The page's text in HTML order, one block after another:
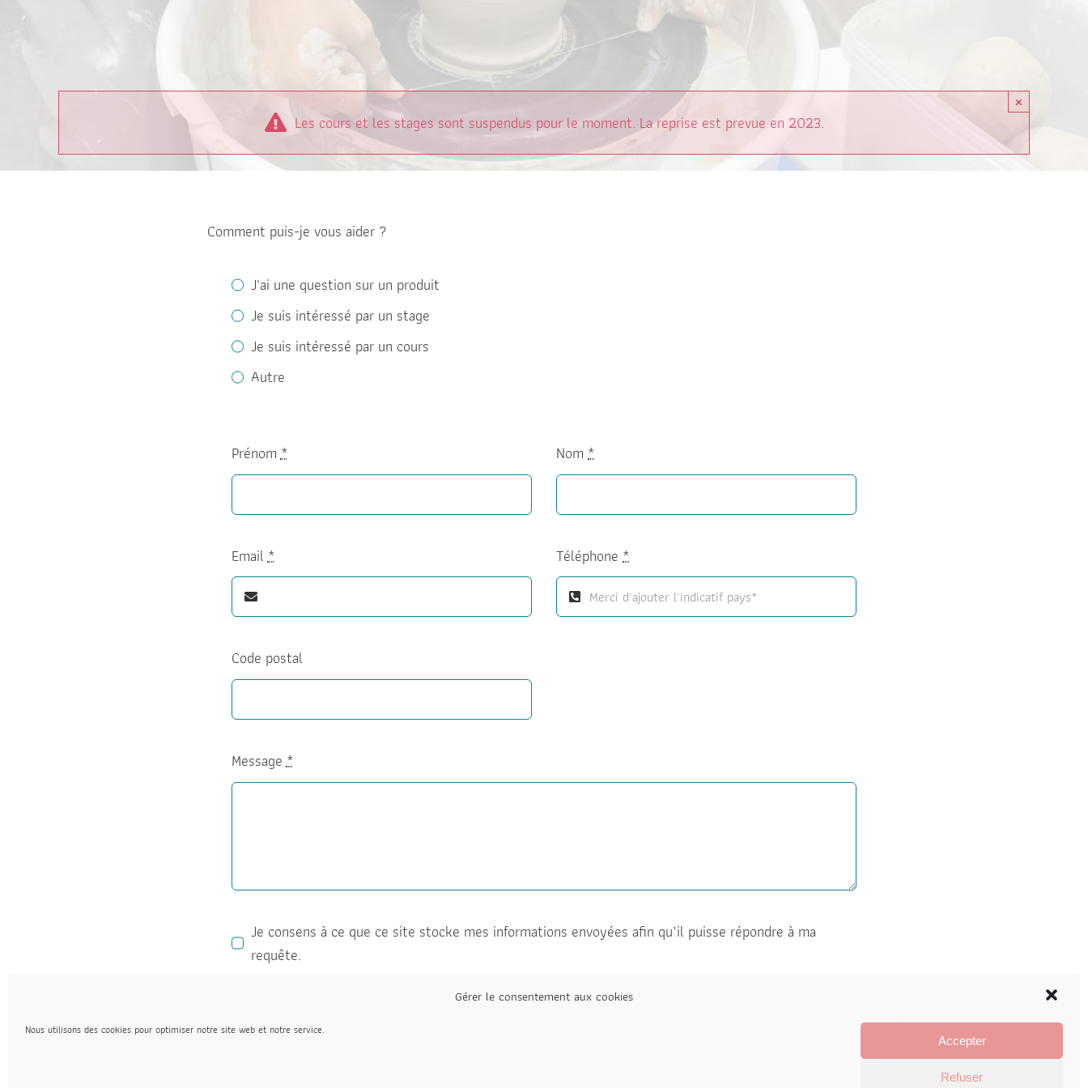
Gérer le consentement aux cookies
Nous utilisons des cookies pour optimiser notre site web et notre service.
Accepter
Refuser
×
Les cours et les stages sont suspendus pour le moment. La reprise est prevue en 2023.
Comment puis-je vous aider ?
J'ai une question sur un produit
Je suis intéressé par un stage
Je suis intéressé par un cours
Autre
Prénom* Nom*
Email* Téléphone*
Code postal
Message*
Je consens à ce que ce site stocke mes informations envoyées afin qu’il puisse répondre à ma
requête.